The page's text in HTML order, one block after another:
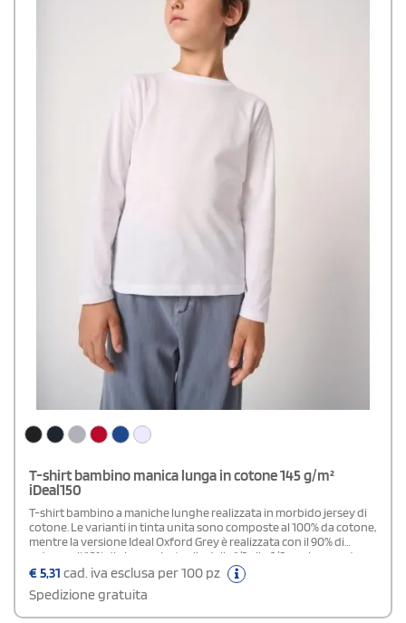
T-shirt bambino manica lunga in cotone 145 g/m²
iDeal150
T-shirt bambino a maniche lunghe realizzata in morbido jersey di
cotone. Le varianti in tinta unita sono composte al 100% da cotone,
mentre la versione Ideal Oxford Grey è realizzata con il 90% di
cotone e il 10% di viscosa. Le taglie dalla 1/2 alla 6/8 anni presentano
una costruzione tagliata e cucita, mentre dalla 8/10 alla 12/14 anni il
capo è realizzato con struttura tubolare. Il collo rotondo è rifinito
con bordo a costine 1x1 e doppie impunture, completato da un
nastro di rinforzo interno tono su tono. Gli orli delle maniche e del
€5,31 cad. iva esclusa per 100 pz
Spedizione gratuita